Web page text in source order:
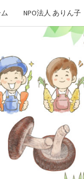
NPO法人 ありん子